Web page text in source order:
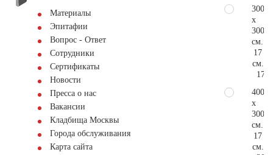
Материалы
Эпитафии
Вопрос - Ответ
Сотрудники
Сертификаты
Новости
Пресса о нас
Вакансии
Кладбища Москвы
Города обслуживания
Карта сайта
300
x
300
см.
17
см.
400
x
300
см.
17
см.